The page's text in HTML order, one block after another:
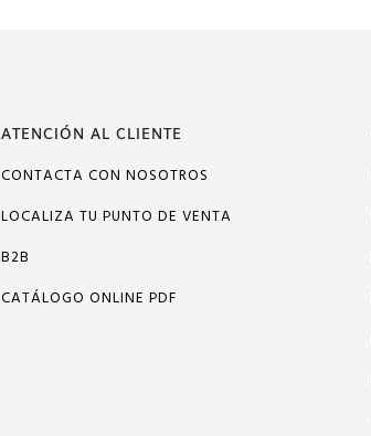
ATENCIÓN AL CLIENTE
CONTACTA CON NOSOTROS
LOCALIZA TU PUNTO DE VENTA
B2B
CATÁLOGO ONLINE PDF